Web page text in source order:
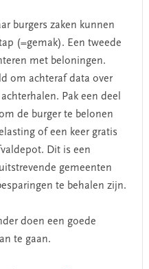
burgers zaken kunnen
(=gemak). Een tweede
met beloningen.
om achteraf data over
Pak een deel
de burger te belonen
of een keer gratis
Dit is een
gemeenten
te behalen zijn.
doen een goede
te gaan.